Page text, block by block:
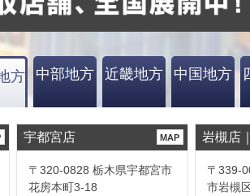
方 中部地方 近畿地方 中国地方
宇都宮店 MAP
〒320-0828 栃木県宇都宮市
花房本町3-18
岩槻店
〒339-
市岩槻